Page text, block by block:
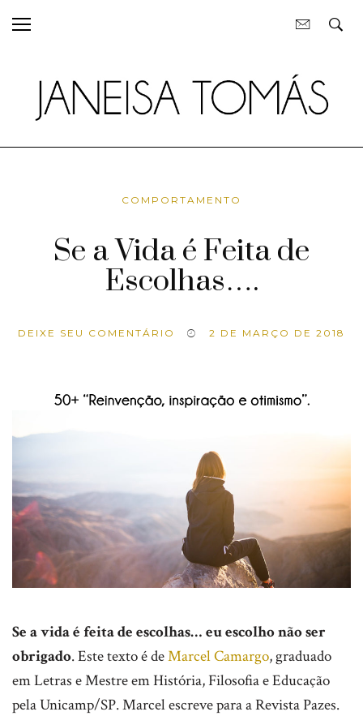
COMPORTAMENTO
Se a Vida é Feita de
Escolhas….
DEIXE SEU COMENTÁRIO 2 DE MARÇO DE 2018
Se a vida é feita de escolhas… eu escolho não ser
obrigado. Este texto é deMarcel Camargo, graduado
em Letras e Mestre em História, Filosofia e Educação
pela Unicamp/SP. Marcel escreve para a Revista Pazes.